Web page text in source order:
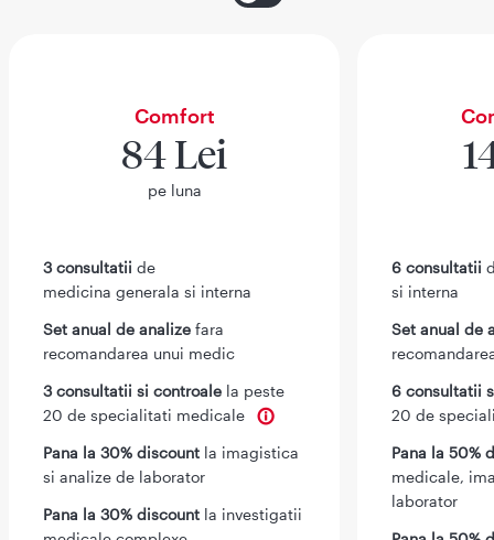
Comfort
84 Lei
pe luna
3 consultatii de
medicina generala si interna
Set anual de analize fara
recomandarea unui medic
3 consultatii si controale la peste
20 de specialitati medicale
Pana la 30% discount la imagistica
si analize de laborator
Pana la 30% discount la investigatii
6 consultatii
si interna
Set anual de
6 consultatii
20 de
Pana la 50%
medicale,
laborator